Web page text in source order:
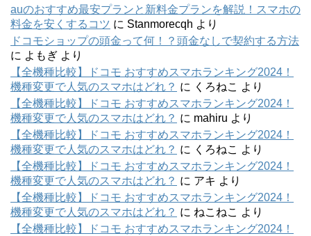
auのおすすめ最安プランと新料金プランを解説！スマホの
料金を安くするコツ に Stanmorecqh より
ドコモショップの頭金って何！？頭金なしで契約する方法
に よもぎ より
【全機種比較】ドコモ おすすめスマホランキング2024！
機種変更で人気のスマホはどれ？ に くろねこ より
【全機種比較】ドコモ おすすめスマホランキング2024！
機種変更で人気のスマホはどれ？ に mahiru より
【全機種比較】ドコモ おすすめスマホランキング2024！
機種変更で人気のスマホはどれ？ に くろねこ より
【全機種比較】ドコモ おすすめスマホランキング2024！
機種変更で人気のスマホはどれ？ に アキ より
【全機種比較】ドコモ おすすめスマホランキング2024！
機種変更で人気のスマホはどれ？ に ねこねこ より
【全機種比較】ドコモ おすすめスマホランキング2024！